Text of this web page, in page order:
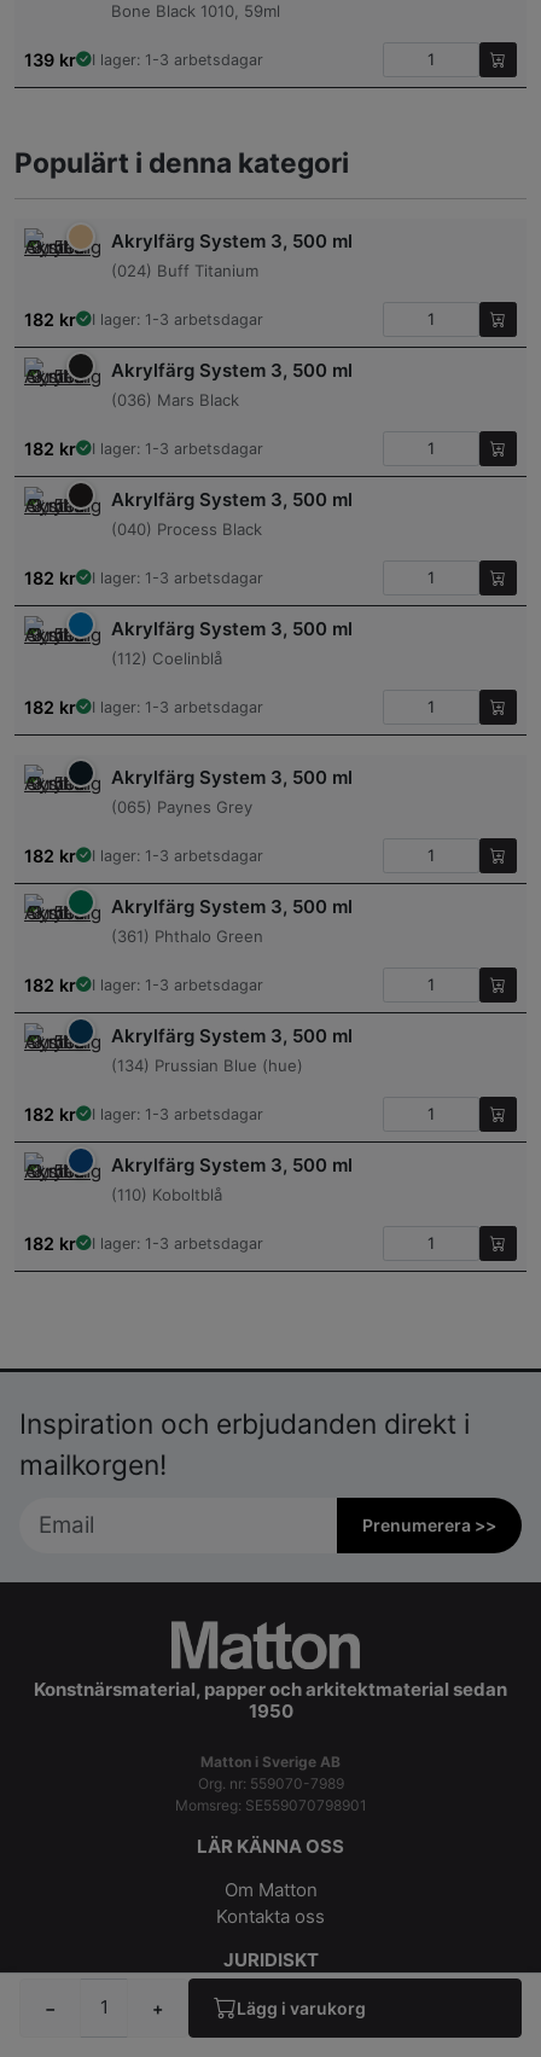
− + Lägg i varukorg
Bone Black 1010, 59ml
139 kr I lager: 1-3 arbetsdagar
Populärt i denna kategori
Akrylfärg System 3, 500 ml
(024) Buff Titanium
182 kr I lager: 1-3 arbetsdagar
Akrylfärg System 3, 500 ml
(036) Mars Black
182 kr I lager: 1-3 arbetsdagar
Akrylfärg System 3, 500 ml
(040) Process Black
182 kr I lager: 1-3 arbetsdagar
Akrylfärg System 3, 500 ml
(112) Coelinblå
182 kr I lager: 1-3 arbetsdagar
Akrylfärg System 3, 500 ml
(065) Paynes Grey
182 kr I lager: 1-3 arbetsdagar
Akrylfärg System 3, 500 ml
(361) Phthalo Green
182 kr I lager: 1-3 arbetsdagar
Akrylfärg System 3, 500 ml
(134) Prussian Blue (hue)
182 kr I lager: 1-3 arbetsdagar
Akrylfärg System 3, 500 ml
(110) Koboltblå
182 kr I lager: 1-3 arbetsdagar
Inspiration och erbjudanden direkt i
mailkorgen!
Prenumerera >>
Konstnärsmaterial, papper och arkitektmaterial sedan
1950
Matton i Sverige AB
Org. nr: 559070-7989
Momsreg: SE559070798901
LÄR KÄNNA OSS
Om Matton
Kontakta oss
JURIDISKT
Köpvillkor